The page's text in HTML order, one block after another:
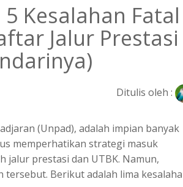
Kesalahan Fatal
Jalur Prestasi
Ditulis oleh :
(Unpad), adalah impian banyak
memperhatikan strategi masuk
jalur prestasi dan UTBK. Namun,
Berikut adalah lima